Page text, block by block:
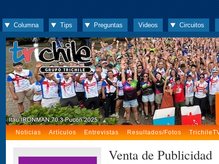
Columna Tips Preguntas Videos Circuitos
Noticias Artículos Entrevistas Resultados/Fotos
Venta de Publicidad